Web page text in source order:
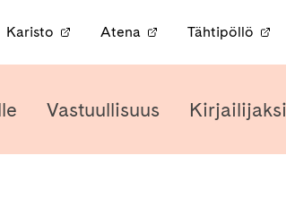
Karisto Atena Tähtipöllö
Vastuullisuus